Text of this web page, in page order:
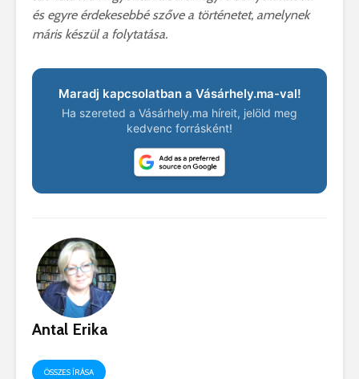
és egyre érdekesebbé szőve a történetet, amelynek
máris készül a folytatása.
Maradj kapcsolatban a Vásárhely.ma-val!
Ha szereted a Vásárhely.ma híreit, jelöld meg
kedvenc forrásként!
Antal Erika
ÖSSZES ÍRÁSA